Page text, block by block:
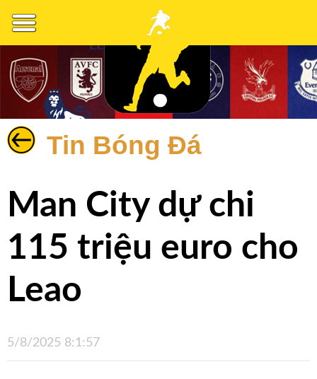
Bóng
Nhận
Định
Thể
Cuộc
Blog
Tin Bóng Đá
Man City dự chi
115 triệu euro cho
Leao
5/8/2025 8:1:57